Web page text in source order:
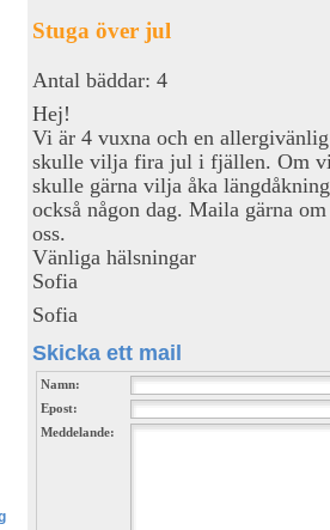
Stuga över jul
Antal bäddar: 4
Hej!
Vi är 4 vuxna och en
skulle vilja fira jul i fjällen. Om
skulle gärna vilja åka
också någon dag. Maila gärna
oss.
Vänliga hälsningar
Sofia
Sofia
Skicka ett mail
Namn:
Epost:
Meddelande: